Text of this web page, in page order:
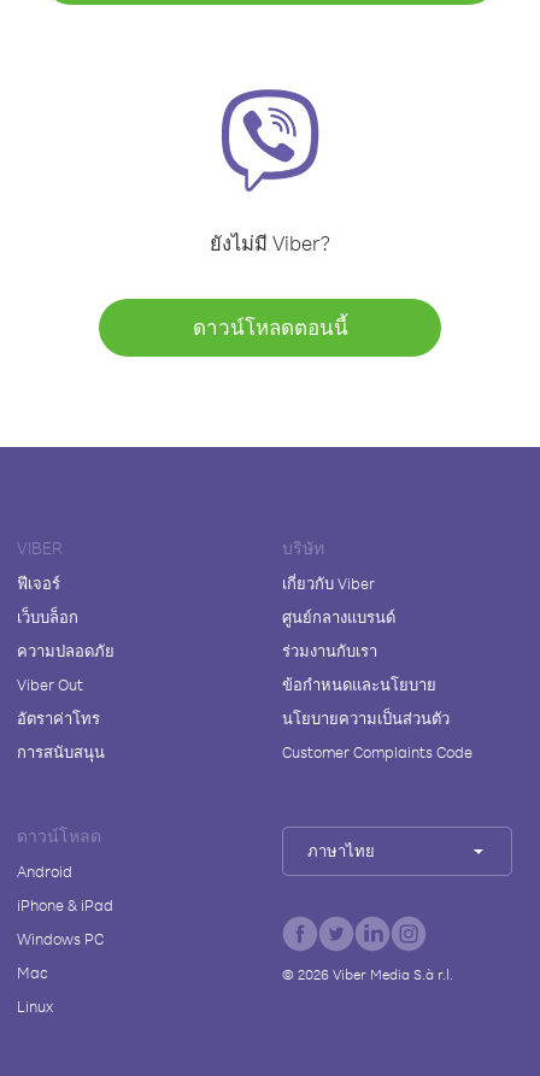
ยังไม่มี Viber?
ดาวน์โหลดตอนนี้
VIBER
ฟีเจอร์
เว็บบล็อก
ความปลอดภัย
Viber Out
อัตราค่าโทร
การสนับสนุน
บริษัท
เกี่ยวกับ Viber
ศูนย์กลางแบรนด์
ร่วมงานกับเรา
ข้อกำหนดและนโยบาย
นโยบายความเป็นส่วนตัว
Customer Complaints Code
ดาวน์โหลด
Android
iPhone & iPad
Windows PC
Mac
Linux
ภาษาไทย
© 2026Viber Media S.à r.l.